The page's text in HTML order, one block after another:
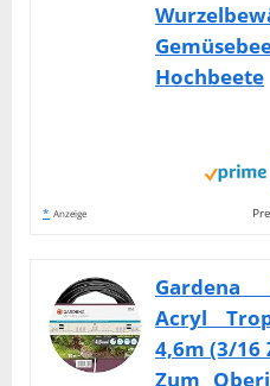
Hochbeete
* Anzeige
Gardena
Acryl
4,6m (3/16
Zum